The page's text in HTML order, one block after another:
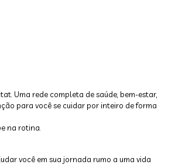
Uma rede completa de saúde, bem-estar,
para você se cuidar por inteiro de forma
na rotina.
você em sua jornada rumo a uma vida